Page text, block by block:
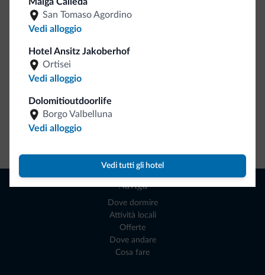
San Tomaso Agordino
Vedi alloggio
Hotel Ansitz Jakoberhof
Ortisei
Vedi alloggio
Dolomitioutdoorlife
Borgo Valbelluna
Vedi alloggio
Vedi tutti gli hotel
Ce l'avete chiesto in tanti. Ecco la nuova collezione firmata
Dolomiti.it!
Naviga
Dove dormire
Attività locali
Offerte
Dove andare
Cosa fare